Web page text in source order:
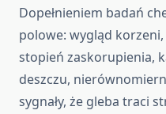
Dopełnieniem badań
polowe: wygląd
stopień zaskorupienia,
deszczu,
sygnały, że gleba traci